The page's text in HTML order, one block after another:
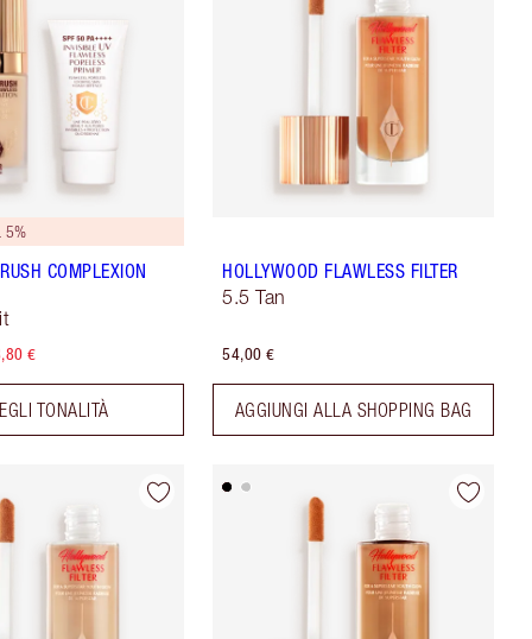
5%
COMPLEXION
€
TONALITÀ
HOLLYWOOD FLAWLESS FILTER
5.5 Tan
54,00 €
AGGIUNGI ALLA SHOPPING BAG